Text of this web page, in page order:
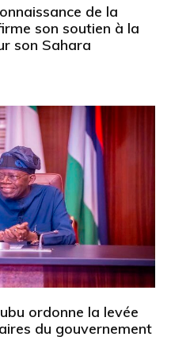
de la
son soutien à la
son Sahara
ordonne la levée
du gouvernement